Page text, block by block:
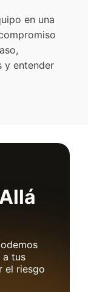
en una
y entender
a tus
el riesgo